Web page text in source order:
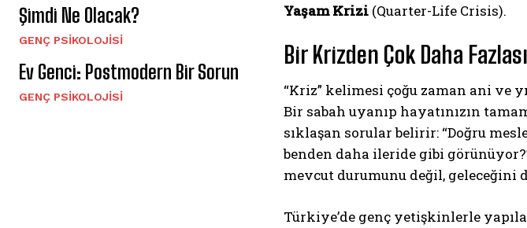
Şimdi Ne Olacak?
GENÇ PSIKOLOJISI
Ev Genci: Postmodern Bir Sorun
GENÇ PSIKOLOJISI
Yaşam Krizi (Quarter-Life Crisis).
Bir Krizden Çok Daha Fazlası
“Kriz” kelimesi çoğu zaman ani ve
Bir sabah uyanıp hayatınızın
sıklaşan sorular belirir: “Doğru
benden daha ileride gibi
mevcut durumunu değil, geleceğini
Türkiye’de genç yetişkinlerle